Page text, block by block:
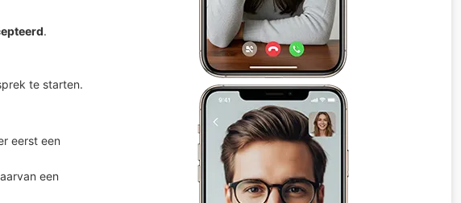
.
te starten.
eerst een
een